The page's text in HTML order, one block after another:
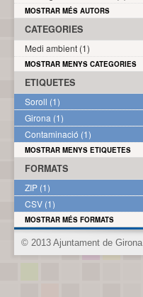
MOSTRAR MÉS AUTORS
CATEGORIES
Medi ambient (1)
MOSTRAR MENYS CATEGORIES
ETIQUETES
Soroll (1)
Girona (1)
Contaminació (1)
MOSTRAR MENYS ETIQUETES
FORMATS
ZIP (1)
CSV (1)
MOSTRAR MÉS FORMATS
© 2013 Ajuntament de Girona